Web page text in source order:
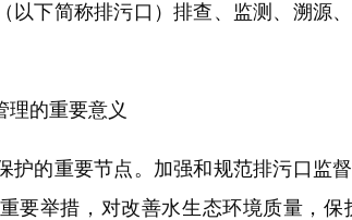
以下简称排污口）排查、监测、溯源
的重要意义
的重要节点。加强和规范排污口监
要举措，对改善水生态环境质量，